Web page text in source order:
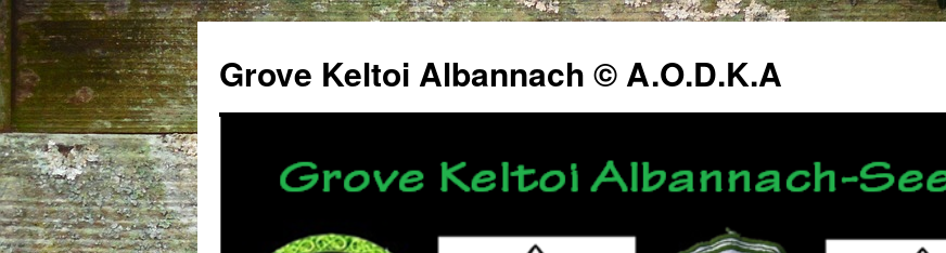
Grove Keltoi Albannach © A.O.D.K.A